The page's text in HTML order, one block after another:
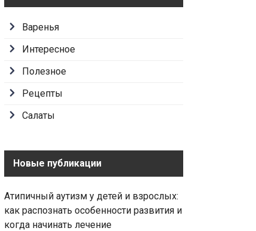
Варенья
Интересное
Полезное
Рецепты
Салаты
Новые публикации
Атипичный аутизм у детей и взрослых:
как распознать особенности развития и
когда начинать лечение